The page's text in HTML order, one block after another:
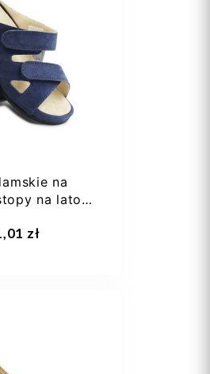
na
na lato
zł